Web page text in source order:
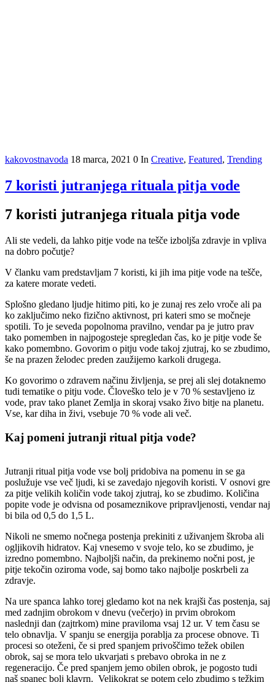
kakovostnavoda 18 marca, 2021 0 In Creative, Featured, Trending
7 koristi jutranjega rituala pitja vode
7 koristi jutranjega rituala pitja vode
Ali ste vedeli, da lahko pitje vode na tešče izboljša zdravje in vpliva
na dobro počutje?
V članku vam predstavljam 7 koristi, ki jih ima pitje vode na tešče,
za katere morate vedeti.
Splošno gledano ljudje hitimo piti, ko je zunaj res zelo vroče ali pa
ko zaključimo neko fizično aktivnost, pri kateri smo se močneje
spotili. To je seveda popolnoma pravilno, vendar pa je jutro prav
tako pomemben in najpogosteje spregledan čas, ko je pitje vode še
kako pomembno. Govorim o pitju vode takoj zjutraj, ko se zbudimo,
še na prazen želodec preden zaužijemo karkoli drugega.
Ko govorimo o zdravem načinu življenja, se prej ali slej dotaknemo
tudi tematike o pitju vode. Človeško telo je v 70 % sestavljeno iz
vode, prav tako planet Zemlja in skoraj vsako živo bitje na planetu.
Vse, kar diha in živi, vsebuje 70 % vode ali več.
Kaj pomeni jutranji ritual pitja vode?
Jutranji ritual pitja vode vse bolj pridobiva na pomenu in se ga
poslužuje vse več ljudi, ki se zavedajo njegovih koristi. V osnovi gre
za pitje velikih količin vode takoj zjutraj, ko se zbudimo. Količina
popite vode je odvisna od posameznikove pripravljenosti, vendar naj
bi bila od 0,5 do 1,5 L.
Nikoli ne smemo nočnega postenja prekiniti z uživanjem škroba ali
ogljikovih hidratov. Kaj vnesemo v svoje telo, ko se zbudimo, je
izredno pomembno. Najboljši način, da prekinemo nočni post, je
pitje tekočin oziroma vode, saj bomo tako najbolje poskrbeli za
zdravje.
Na ure spanca lahko torej gledamo kot na nek krajši čas postenja, saj
med zadnjim obrokom v dnevu (večerjo) in prvim obrokom
naslednji dan (zajtrkom) mine praviloma vsaj 12 ur. V tem času se
telo obnavlja. V spanju se energija porablja za procese obnove. Ti
procesi so oteženi, če si pred spanjem privoščimo težek obilen
obrok, saj se mora telo ukvarjati s prebavo obroka in ne z
regeneracijo. Če pred spanjem jemo obilen obrok, je pogosto tudi
naš spanec bolj klavrn. Velikokrat se potem celo zbudimo s težkim